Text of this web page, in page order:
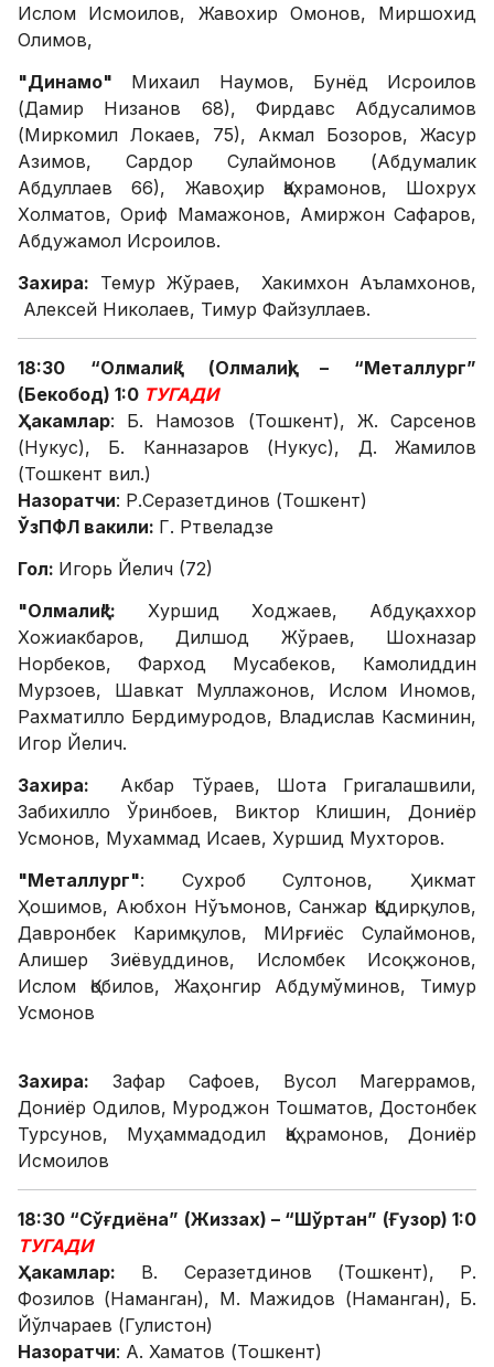
Ислом Исмоилов, Жавохир Омонов, Миршохид
Олимов,
"Динамо" Михаил Наумов, Бунёд Исроилов
(Дамир Низанов 68), Фирдавс Абдусалимов
(Миркомил Локаев, 75), Акмал Бозоров, Жасур
Азимов, Сардор Сулаймонов (Абдумалик
Абдуллаев 66), Жавоҳир Қахрамонов, Шохрух
Холматов, Ориф Мамажонов, Амиржон Сафаров,
Абдужамол Исроилов.
Захира: Темур Жўраев, Хакимхон Аъламхонов,
Алексей Николаев, Тимур Файзуллаев.
18:30 “Олмалиқ” (Олмалиқ) – “Металлург”
(Бекобод) 1:0 ТУГАДИ
Ҳакамлар: Б. Намозов (Тошкент), Ж. Сарсенов
(Нукус), Б. Канназаров (Нукус), Д. Жамилов
(Тошкент вил.)
Назоратчи: Р.Серазетдинов (Тошкент)
ЎзПФЛ вакили: Г. Ртвеладзе
Гол: Игорь Йелич (72)
"Олмалиқ": Хуршид Ходжаев, Абдуқаххор
Хожиакбаров, Дилшод Жўраев, Шохназар
Норбеков, Фарход Мусабеков, Камолиддин
Мурзоев, Шавкат Муллажонов, Ислом Иномов,
Рахматилло Бердимуродов, Владислав Касминин,
Игор Йелич.
Захира: Акбар Тўраев, Шота Григалашвили,
Забихилло Ўринбоев, Виктор Клишин, Дониёр
Усмонов, Мухаммад Исаев, Хуршид Мухторов.
"Металлург": Сухроб Султонов, Ҳикмат
Ҳошимов, Аюбхон Нўъмонов, Санжар Қодирқулов,
Давронбек Каримқулов, МИрғиёс Сулаймонов,
Алишер Зиёвуддинов, Исломбек Исоқжонов,
Ислом Қобилов, Жаҳонгир Абдумўминов, Тимур
Усмонов
Захира: Зафар Сафоев, Вусол Магеррамов,
Дониёр Одилов, Муроджон Тошматов, Достонбек
Турсунов, Муҳаммадодил Қаҳрамонов, Дониёр
Исмоилов
18:30 “Сўғдиёна” (Жиззах) – “Шўртан” (Ғузор) 1:0
ТУГАДИ
Ҳакамлар: В. Серазетдинов (Тошкент), Р.
Фозилов (Наманган), М. Мажидов (Наманган), Б.
Йўлчараев (Гулистон)
Назоратчи: А. Хаматов (Тошкент)